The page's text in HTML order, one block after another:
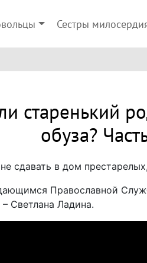
Сестры
старенький
обуза?
сдавать в дом
Православной
Светлана Ладина.